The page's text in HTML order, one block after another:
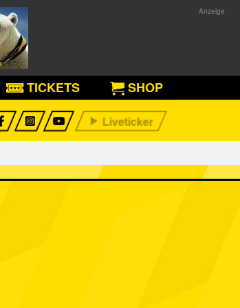
TICKETS
SHOP